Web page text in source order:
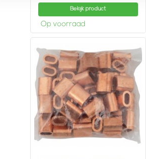
Bekijk product
Op voorraad